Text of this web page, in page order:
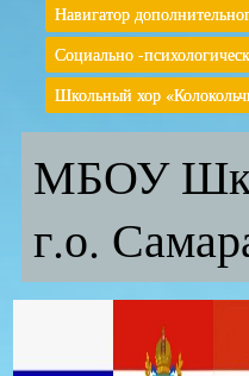
Навигатор
Социально -
Школьный хор
МБОУ
г.о.